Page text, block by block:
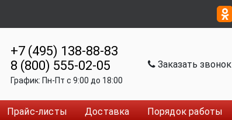
+7 (495) 138-88-83
8 (800) 555-02-05
График: Пн-Пт c 9:00 до 18:00
Заказать звонок
Прайс-листы Доставка Порядок работы